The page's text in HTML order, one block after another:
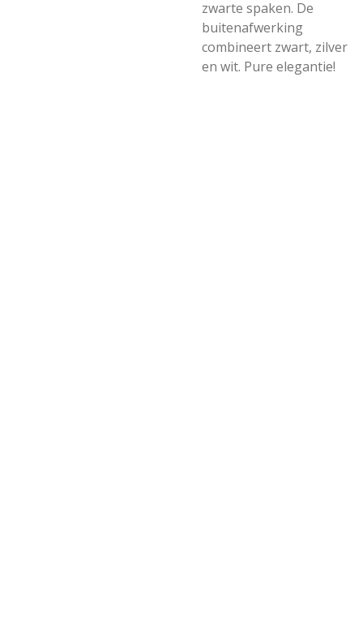
zwarte spaken. De
buitenafwerking
combineert zwart, zilver
en wit. Pure elegantie!